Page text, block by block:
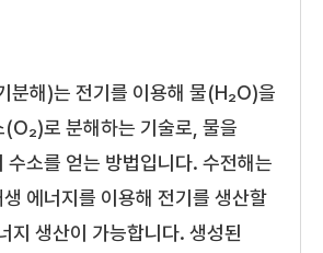
분해)는 전기를 이용해 물(H₂O)을
로 분해하는 기술로, 물을
수소를 얻는 방법입니다. 수전해는
에너지를 이용해 전기를 생산할
지 생산이 가능합니다. 생성된